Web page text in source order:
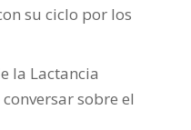
su ciclo por los
la Lactancia
sobre el